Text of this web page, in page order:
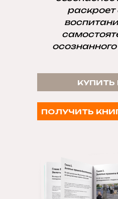
раскроет
КУПИТЬ
ПОЛУЧИТЬ